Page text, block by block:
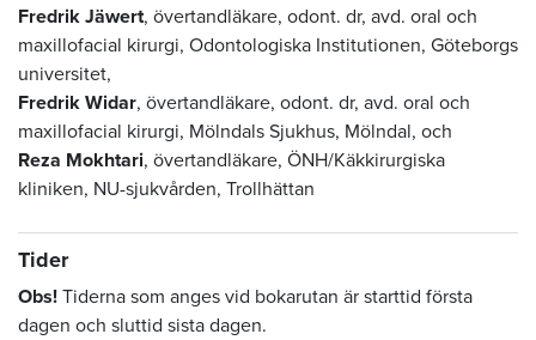
Fredrik Jäwert, övertandläkare, odont. dr, avd. oral och
maxillofacial kirurgi, Odontologiska Institutionen, Göteborgs
universitet,
Fredrik Widar, övertandläkare, odont. dr, avd. oral och
maxillofacial kirurgi, Mölndals Sjukhus, Mölndal, och
Reza Mokhtari, övertandläkare, ÖNH/Käkkirurgiska
kliniken, NU-sjukvården, Trollhättan
Tider
Obs! Tiderna som anges vid bokarutan är starttid första
dagen och sluttid sista dagen.